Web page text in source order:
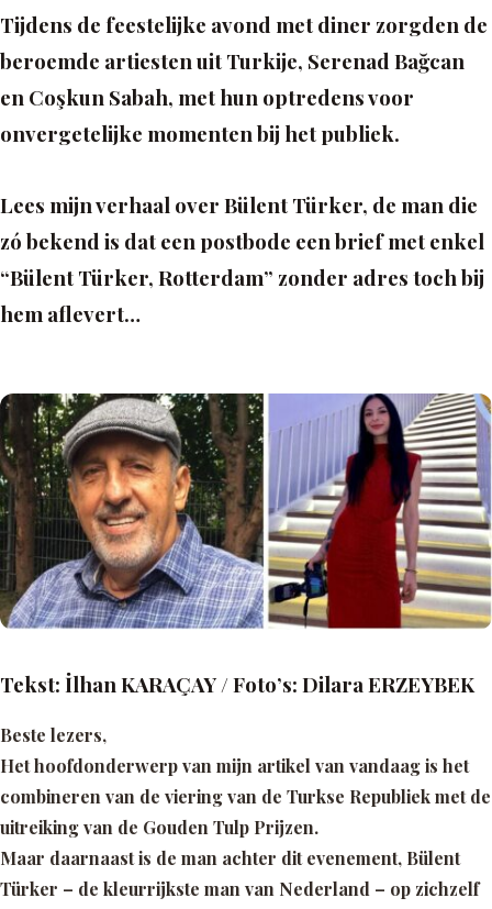
Tijdens de feestelijke avond met diner zorgden de
beroemde artiesten uit Turkije, Serenad Bağcan
en Coşkun Sabah, met hun optredens voor
onvergetelijke momenten bij het publiek.
Lees mijn verhaal over Bülent Türker, de man die
zó bekend is dat een postbode een brief met enkel
“Bülent Türker, Rotterdam” zonder adres toch bij
hem aflevert…
Tekst: İlhan KARAÇAY / Foto’s: Dilara ERZEYBEK
Beste lezers,
Het hoofdonderwerp van mijn artikel van vandaag is het
combineren van de viering van de Turkse Republiek met de
uitreiking van de Gouden Tulp Prijzen.
Maar daarnaast is de man achter dit evenement, Bülent
Türker – de kleurrijkste man van Nederland – op zichzelf